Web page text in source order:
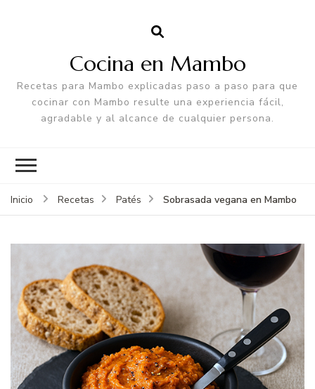
Cocina en Mambo
Recetas para Mambo explicadas paso a paso para que
cocinar con Mambo resulte una experiencia fácil,
agradable y al alcance de cualquier persona.
Inicio Recetas Patés Sobrasada vegana en Mambo